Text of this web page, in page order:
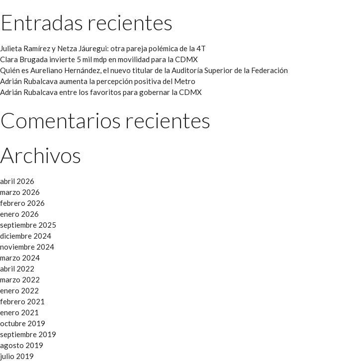
Entradas recientes
Julieta Ramírez y Netza Jáuregui: otra pareja polémica de la 4T
Clara Brugada invierte 5 mil mdp en movilidad para la CDMX
Quién es Aureliano Hernández, el nuevo titular de la Auditoría Superior de la Federación
Adrián Rubalcava aumenta la percepción positiva del Metro
Adrián Rubalcava entre los favoritos para gobernar la CDMX
Comentarios recientes
Archivos
abril 2026
marzo 2026
febrero 2026
enero 2026
septiembre 2025
diciembre 2024
noviembre 2024
marzo 2024
abril 2022
marzo 2022
enero 2022
febrero 2021
enero 2021
octubre 2019
septiembre 2019
agosto 2019
julio 2019